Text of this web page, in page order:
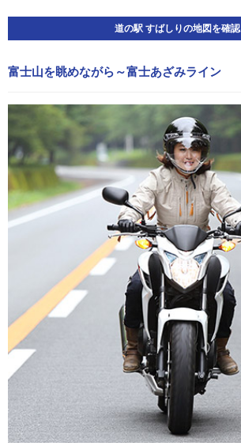
道の駅 すばしりの地図を確認
富士山を眺めながら～富士あざみライン